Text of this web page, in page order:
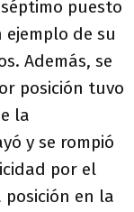
puesto
de su
Además, se
posición tuvo
la
y se rompió
por el
posición en la